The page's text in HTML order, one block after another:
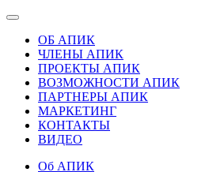
ОБ АПИК
ЧЛЕНЫ АПИК
ПРОЕКТЫ АПИК
ВОЗМОЖНОСТИ АПИК
ПАРТНЕРЫ АПИК
МАРКЕТИНГ
КОНТАКТЫ
ВИДЕО
Об АПИК